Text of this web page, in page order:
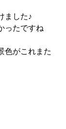
ました♪
ったですね
色がこれまた